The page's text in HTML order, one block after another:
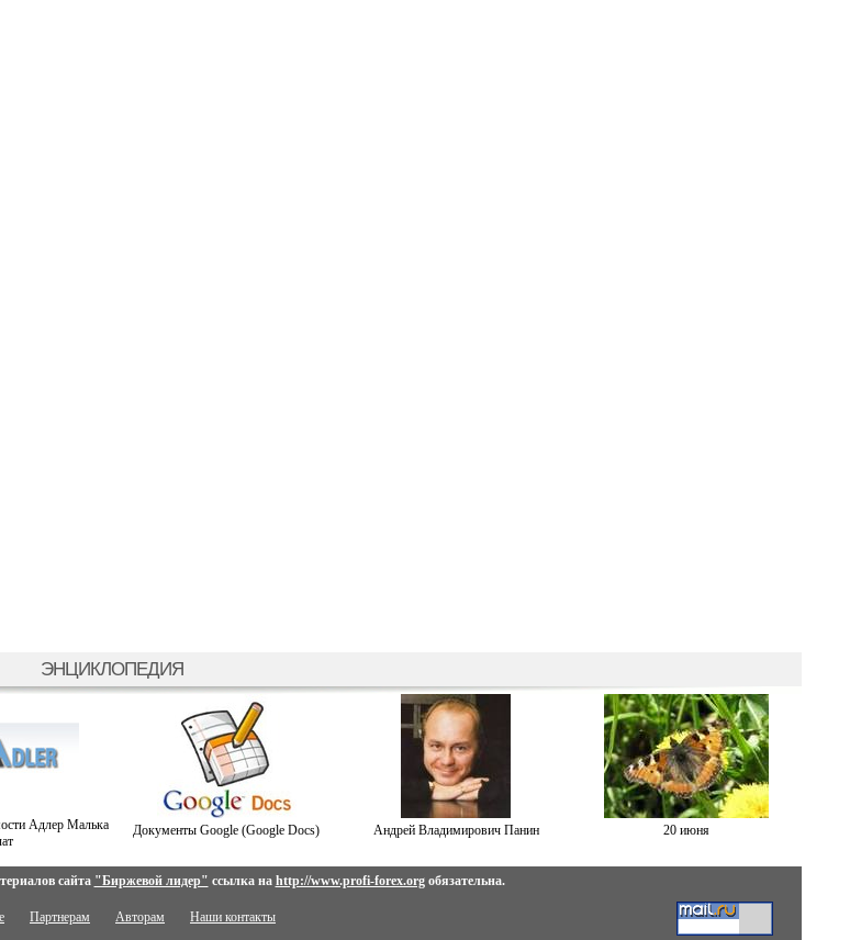
ЭНЦИКЛОПЕДИЯ
Адлер Малька
Документы Google (Google Docs) Андрей Владимирович Панин 20 июня
сайта "Биржевой лидер" ссылка на http://www.profi-forex.orgобязательна.
Партнерам Авторам Наши контакты